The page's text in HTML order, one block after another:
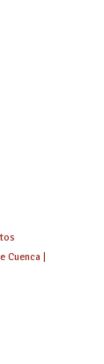
Cuenca |